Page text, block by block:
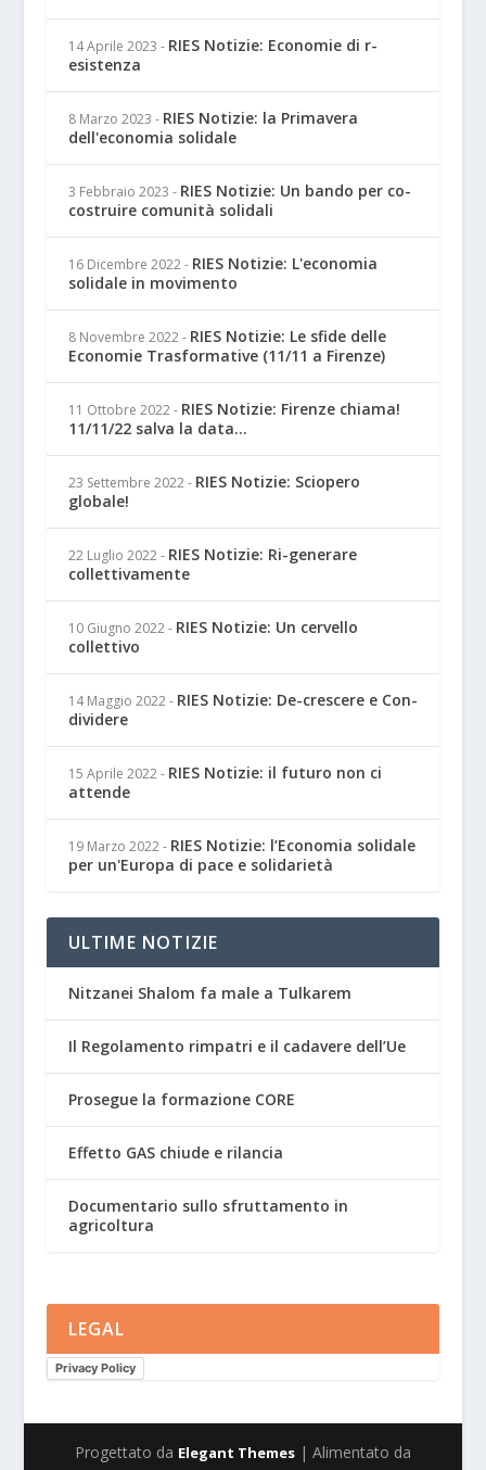
14 Aprile 2023 - RIES Notizie: Economie di r-
esistenza
8 Marzo 2023 - RIES Notizie: la Primavera
dell'economia solidale
3 Febbraio 2023 - RIES Notizie: Un bando per co-
costruire comunità solidali
16 Dicembre 2022 - RIES Notizie: L'economia
solidale in movimento
8 Novembre 2022 - RIES Notizie: Le sfide delle
Economie Trasformative (11/11 a Firenze)
11 Ottobre 2022 - RIES Notizie: Firenze chiama!
11/11/22 salva la data...
23 Settembre 2022 - RIES Notizie: Sciopero
globale!
22 Luglio 2022 - RIES Notizie: Ri-generare
collettivamente
10 Giugno 2022 - RIES Notizie: Un cervello
collettivo
14 Maggio 2022 - RIES Notizie: De-crescere e Con-
dividere
15 Aprile 2022 - RIES Notizie: il futuro non ci
attende
19 Marzo 2022 - RIES Notizie: l’Economia solidale
per un'Europa di pace e solidarietà
ULTIME NOTIZIE
Nitzanei Shalom fa male a Tulkarem
Il Regolamento rimpatri e il cadavere dell’Ue
Prosegue la formazione CORE
Effetto GAS chiude e rilancia
Documentario sullo sfruttamento in
agricoltura
LEGAL
Privacy Policy
Progettato da Elegant Themes| Alimentato da